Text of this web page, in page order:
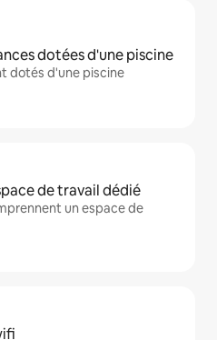
dotées d'une piscine
dotés d'une piscine
de travail dédié
un espace de